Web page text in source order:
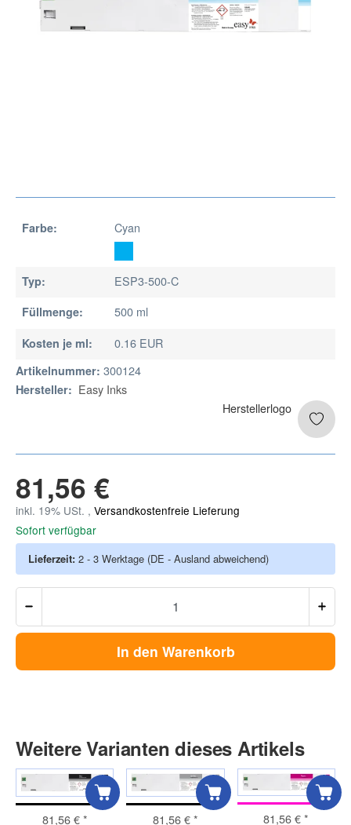
Farbe: Cyan
Typ: ESP3-500-C
Füllmenge: 500 ml
Kosten je ml: 0.16 EUR
Artikelnummer: 300124
Hersteller: Easy Inks
81,56 €
inkl. 19% USt. , Versandkostenfreie Lieferung
Sofort verfügbar
Lieferzeit: 2 - 3 Werktage (DE - Ausland abweichend)
In den Warenkorb
Weitere Varianten dieses Artikels
81,56 €* 81,56 €* 81,56 €*